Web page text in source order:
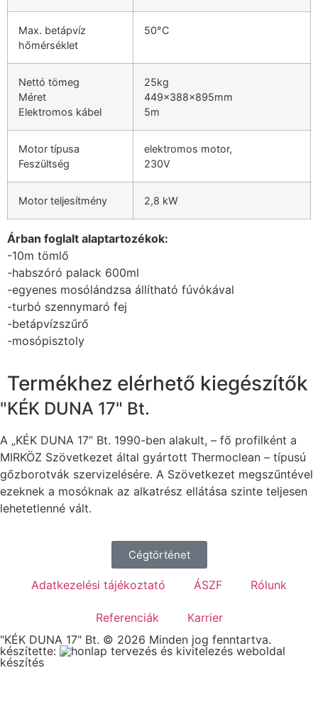
Max. betápvíz
hőmérséklet
50°C
Nettó tömeg
Méret
Elektromos kábel
25kg
449x388x895mm
5m
Motor típusa
Feszültség
elektromos motor,
230V
Motor teljesítmény 2,8 kW
Árban foglalt alaptartozékok:
-10m tömlő
-habszóró palack 600ml
-egyenes mosólándzsa állítható fúvókával
-turbó szennymaró fej
-betápvízszűrő
-mosópisztoly
Termékhez elérhető kiegészítők
"KÉK DUNA 17" Bt.
A „KÉK DUNA 17” Bt. 1990-ben alakult, – fő profilként a
MIRKÖZ Szövetkezet által gyártott Thermoclean – típusú
gőzborotvák szervizelésére. A Szövetkezet megszűntével
ezeknek a mosóknak az alkatrész ellátása szinte teljesen
lehetetlenné vált.
Cégtörténet
Adatkezelési tájékoztató ÁSZF Rólunk
Referenciák
Karrier
"KÉK DUNA 17" Bt. © 2026 Minden jog fenntartva.
készítette:
weboldal
készítés